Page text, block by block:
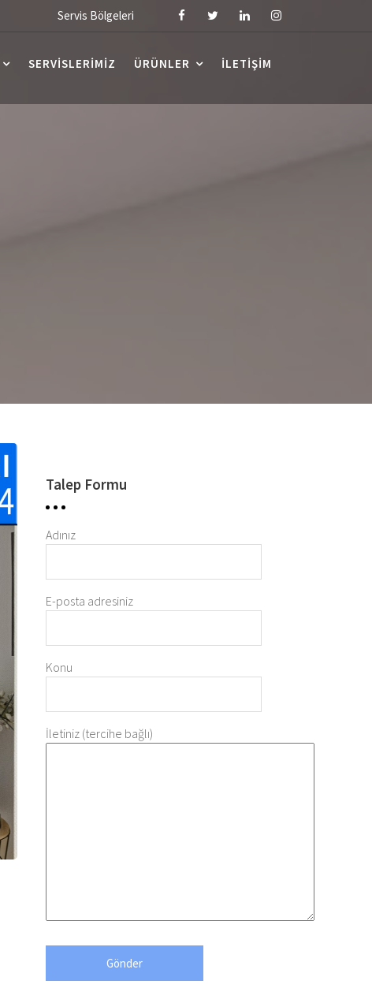
Servis Bölgeleri
SERVISLERIMIZ ÜRÜNLER İLETIŞIM
Talep Formu
Adınız
E-posta adresiniz
Konu
İletiniz (tercihe bağlı)